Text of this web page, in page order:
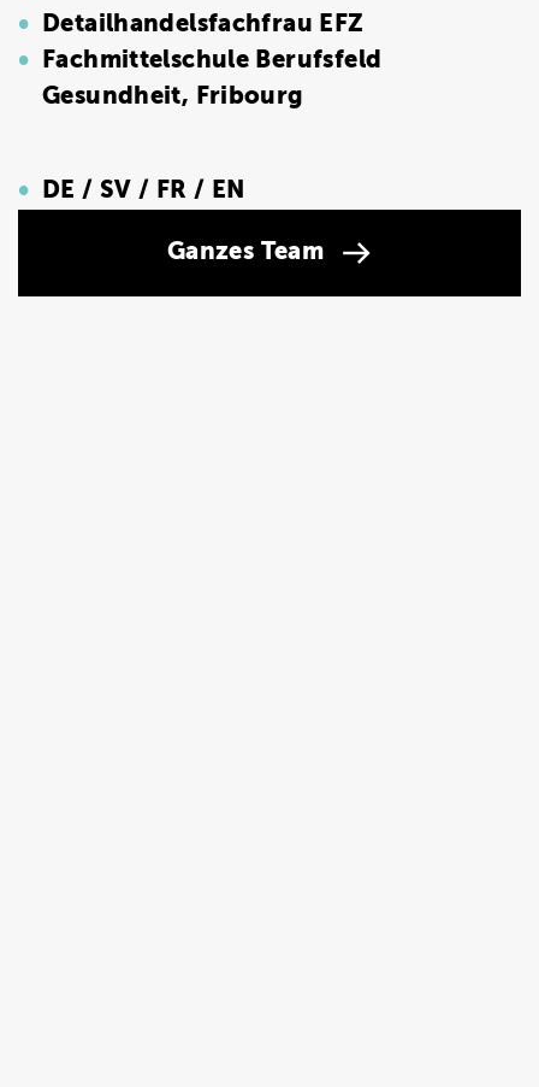
Detailhandelsfachfrau EFZ
Fachmittelschule Berufsfeld
Gesundheit, Fribourg
DE / SV / FR / EN
Ganzes Team